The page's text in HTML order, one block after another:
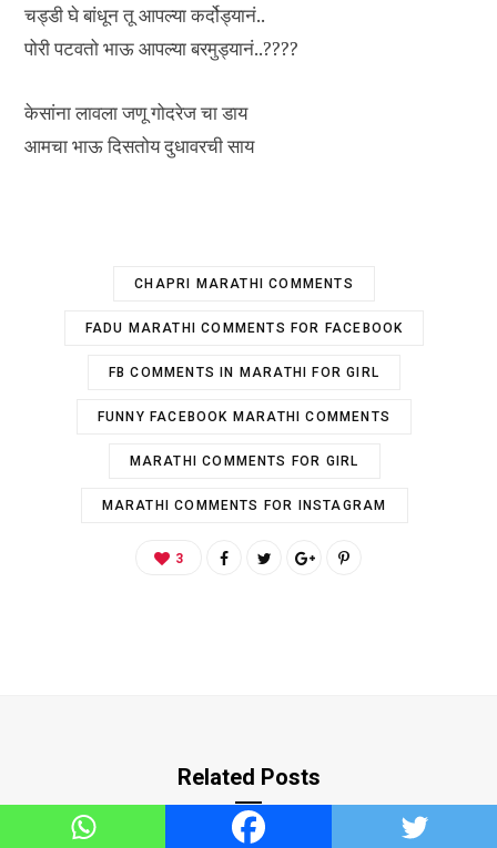
चड्डी घे बांधून तू आपल्या कर्दोड्यानं..
पोरी पटवतो भाऊ आपल्या बरमुड्यानं..????
केसांना लावला जणू गोदरेज चा डाय
आमचा भाऊ दिसतोय दुधावरची साय
CHAPRI MARATHI COMMENTS
FADU MARATHI COMMENTS FOR FACEBOOK
FB COMMENTS IN MARATHI FOR GIRL
FUNNY FACEBOOK MARATHI COMMENTS
MARATHI COMMENTS FOR GIRL
MARATHI COMMENTS FOR INSTAGRAM
3
Related Posts